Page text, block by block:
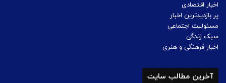
اخبار اقتصادی
پر بازدیدترین اخبار
مسئولیت اجتماعی
سبک زندگی
اخبار فرهنگی و هنری
آخرین مطالب سایت